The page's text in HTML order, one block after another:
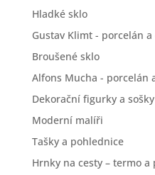
Hladké sklo
Gustav Klimt - porcelán
Broušené sklo
Alfons Mucha - porcelán
Dekorační figurky a sošky
Moderní malíři
Tašky a pohlednice
Hrnky na cesty – termo a